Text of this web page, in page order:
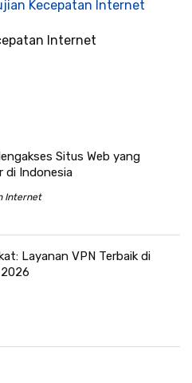
Internet
Situs Web yang
di Indonesia
Internet
Layanan VPN Terbaik di